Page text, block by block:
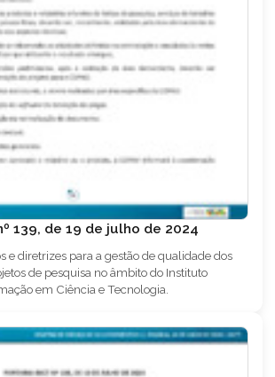
139, de 19 de julho de 2024
e diretrizes para a gestão de qualidade dos
de pesquisa no âmbito do Instituto
em Ciência e Tecnologia.